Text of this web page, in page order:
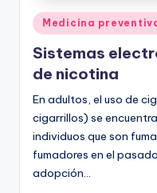
Publicado
en
Medicina
Sistemas
de nicotina
En adultos, el uso de
cigarrillos) se
individuos que son
fumadores en el
adopción…